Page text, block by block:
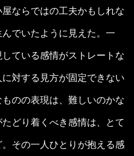
ならではの工夫かもしれな
でいたように見えた。一
ている感情がストレートな
対する見方が固定できない
のの表現は、難しいのかな
どり着くべき感情は、とて
その一人ひとりが抱える感